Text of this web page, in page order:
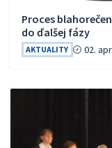
Proces
do ďalšej fázy
AKTUALITY 02.